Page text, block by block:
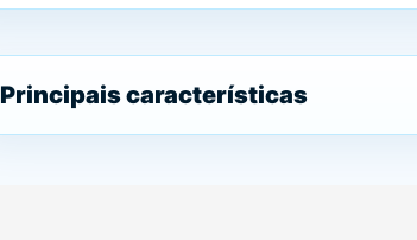
Principais características